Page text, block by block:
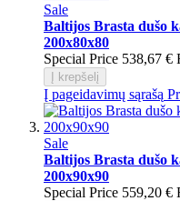
Sale
Baltijos Brasta dušo
200x80x80
Special Price 538,67 €
Į krepšelį
Į pageidavimų sąrašą
Sale
Baltijos Brasta dušo
200x90x90
Special Price 559,20 €